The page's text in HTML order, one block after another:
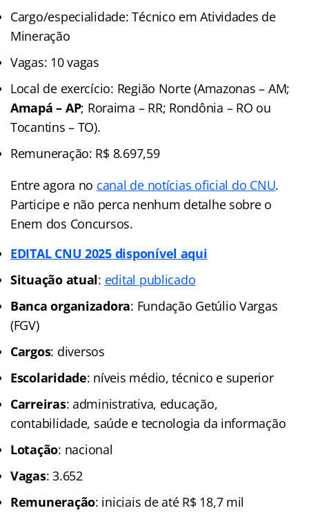
Cargo/especialidade: Técnico em Atividades de
Mineração
Vagas: 10 vagas
Local de exercício: Região Norte (Amazonas – AM;
Amapá – AP; Roraima – RR; Rondônia – RO ou
Tocantins – TO).
Remuneração: R$ 8.697,59
Entre agora no canal de notícias oficial do CNU.
Participe e não perca nenhum detalhe sobre o
Enem dos Concursos.
EDITAL CNU 2025 disponível aqui
Situação atual: edital publicado
Banca organizadora: Fundação Getúlio Vargas
(FGV)
Cargos: diversos
Escolaridade: níveis médio, técnico e superior
Carreiras: administrativa, educação,
contabilidade, saúde e tecnologia da informação
Lotação: nacional
Vagas: 3.652
Remuneração: iniciais de até R$ 18,7 mil